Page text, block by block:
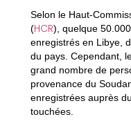
Selon le Haut-
(HCR), quelque
enregistrés en Libye,
du pays. Cependant,
grand nombre de
provenance du
enregistrées auprès du
touchées.